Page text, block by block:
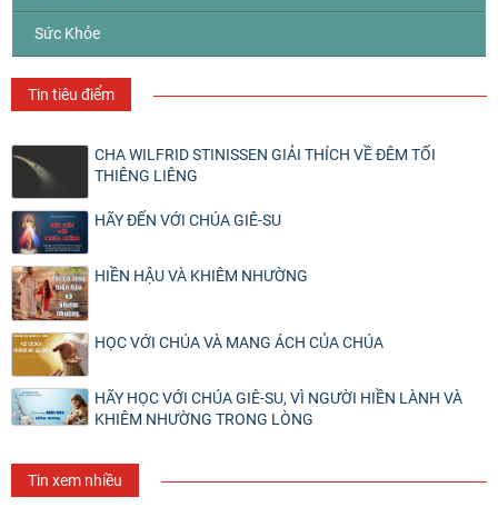
Sức Khỏe
Tin tiêu điểm
CHA WILFRID STINISSEN GIẢI THÍCH VỀ ĐÊM TỐI
THIÊNG LIÊNG
HÃY ĐẾN VỚI CHÚA GIÊ-SU
HIỀN HẬU VÀ KHIÊM NHƯỜNG
HỌC VỚI CHÚA VÀ MANG ÁCH CỦA CHÚA
HÃY HỌC VỚI CHÚA GIÊ-SU, VÌ NGƯỜI HIỀN LÀNH VÀ
KHIÊM NHƯỜNG TRONG LÒNG
Tin xem nhiều